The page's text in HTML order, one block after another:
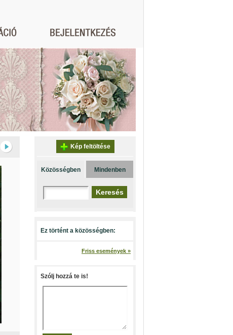
Kép feltöltése
Közösségben Mindenben
Ez történt a közösségben:
Friss események »
Szólj hozzá te is!